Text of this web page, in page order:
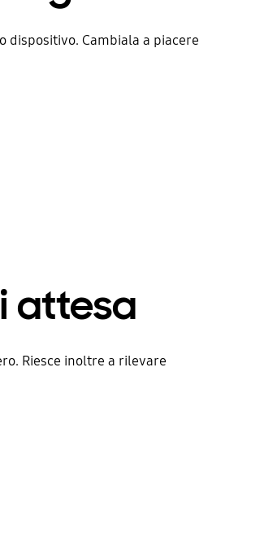
Cambiala a piacere
attesa
Riesce inoltre a rilevare